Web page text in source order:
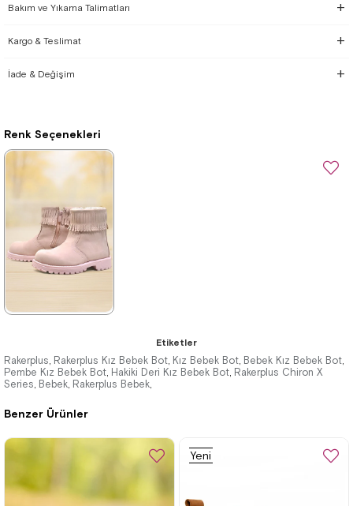
Bakım ve Yıkama Talimatları
Kargo & Teslimat
İade & Değişim
Renk Seçenekleri
2.259,90 ₺
3.879,90 ₺
%42İndirim
Ücretsiz
Benzer Ürünler
Yeni
Etiketler
Rakerplus, Rakerplus Kız Bebek Bot, Kız Bebek Bot, Bebek Kız Bebek Bot,
Pembe Kız Bebek Bot, Hakiki Deri Kız Bebek Bot, Rakerplus Chiron X
Series, Bebek, Rakerplus Bebek,